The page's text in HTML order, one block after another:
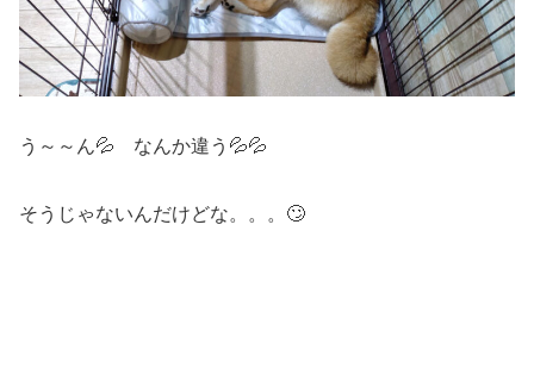
う～～ん💦 なんか違う💦💦
そうじゃないんだけどな。。。🙄